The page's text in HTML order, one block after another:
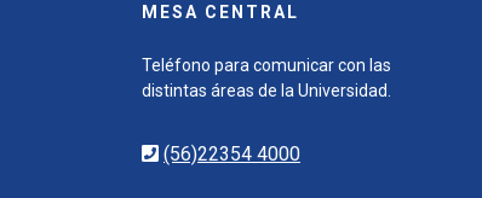
MESA CENTRAL
Teléfono para comunicar con las
distintas áreas de la Universidad.
(56)22354 4000